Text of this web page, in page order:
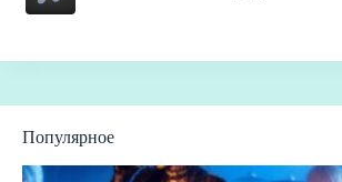
Популярное